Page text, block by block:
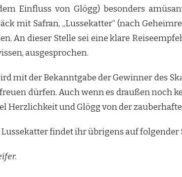
Einfluss von Glögg) besonders
mit Safran, „Lussekatter“ (nach
An dieser Stelle sei eine klare
ausgesprochen.
mit der Bekanntgabe der Gewinner des
dürfen. Auch wenn es draußen noch
Herzlichkeit und Glögg von der
findet ihr übrigens auf folgender